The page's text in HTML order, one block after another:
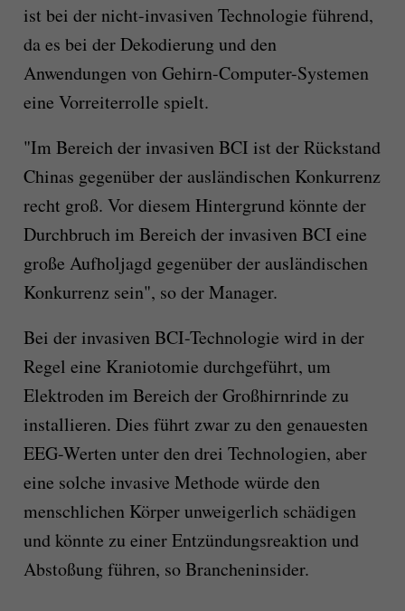
ist bei der nicht-invasiven Technologie führend,
da es bei der Dekodierung und den
Anwendungen von Gehirn-Computer-Systemen
eine Vorreiterrolle spielt.
"Im Bereich der invasiven BCI ist der Rückstand
Chinas gegenüber der ausländischen Konkurrenz
recht groß. Vor diesem Hintergrund könnte der
Durchbruch im Bereich der invasiven BCI eine
große Aufholjagd gegenüber der ausländischen
Konkurrenz sein", so der Manager.
Bei der invasiven BCI-Technologie wird in der
Regel eine Kraniotomie durchgeführt, um
Elektroden im Bereich der Großhirnrinde zu
installieren. Dies führt zwar zu den genauesten
EEG-Werten unter den drei Technologien, aber
eine solche invasive Methode würde den
menschlichen Körper unweigerlich schädigen
und könnte zu einer Entzündungsreaktion und
Abstoßung führen, so Brancheninsider.